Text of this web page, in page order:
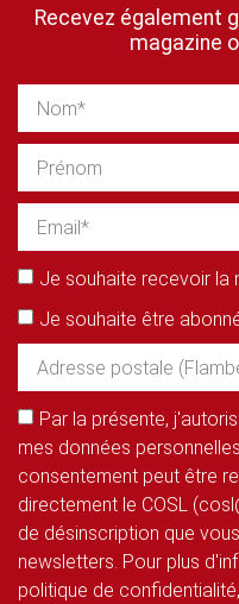
Recevez également
magazine
Je souhaite recevoir la
Je souhaite être
Par la présente,
mes données
consentement peut être
directement le COSL
de désinscription que
newsletters. Pour plus
politique de